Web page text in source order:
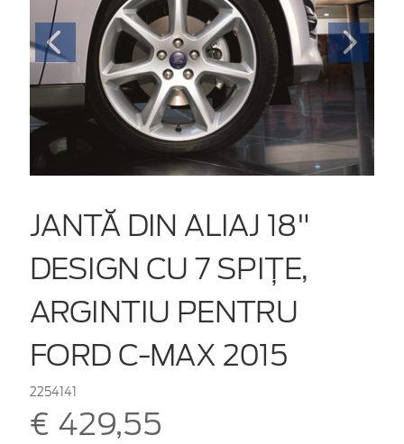
JANTĂ DIN ALIAJ 18"
DESIGN CU 7 SPIŢE,
ARGINTIU PENTRU
FORD C-MAX 2015
2254141
€ 429,55